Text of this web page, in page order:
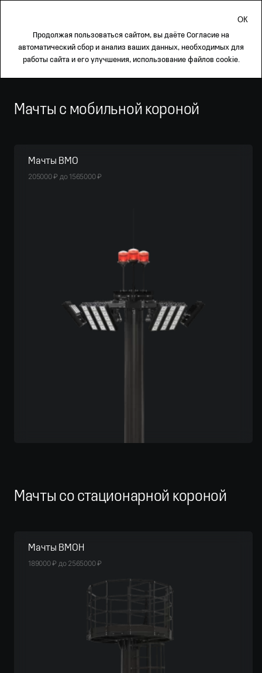
Каталог
Каталог(10) Сортировка
Мачты с мобильной короной
Мачты ВМО
205000₽ до 1565000₽
Мачты со стационарной короной
Мачты ВМОН
189000₽ до 2565000₽
Продолжая пользоваться сайтом, вы даёте Согласие на
автоматический сбор и анализ ваших данных, необходимых для
работы сайта и его улучшения, использование файлов cookie.